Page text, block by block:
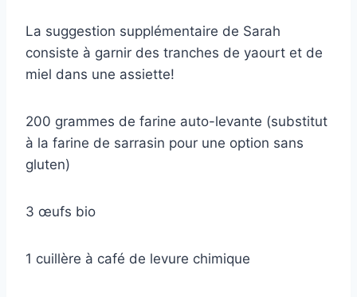
La suggestion supplémentaire de Sarah
consiste à garnir des tranches de yaourt et de
miel dans une assiette!
200 grammes de farine auto-levante (substitut
à la farine de sarrasin pour une option sans
gluten)
3 œufs bio
1 cuillère à café de levure chimique